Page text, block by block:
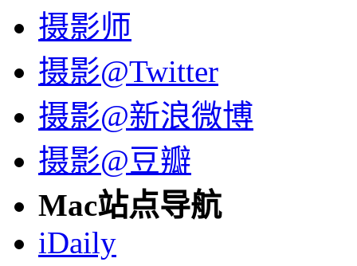
摄影师
摄影@Twitter
摄影@新浪微博
摄影@豆瓣
Mac站点导航
iDaily